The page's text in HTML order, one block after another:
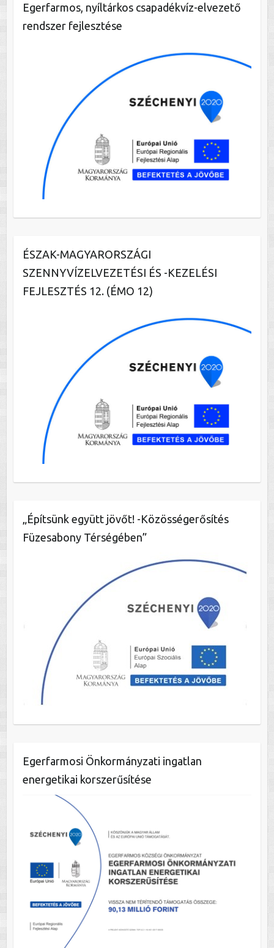
Egerfarmos, nyíltárkos csapadékvíz-elvezető
rendszer fejlesztése
ÉSZAK-MAGYARORSZÁGI
SZENNYVÍZELVEZETÉSI ÉS -KEZELÉSI
FEJLESZTÉS 12. (ÉMO 12)
„Építsünk együtt jövőt! -Közösségerősítés
Füzesabony Térségében”
Egerfarmosi Önkormányzati ingatlan
energetikai korszerűsítése